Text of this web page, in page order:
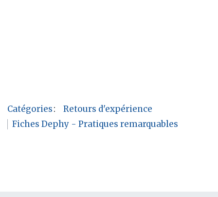
Catégories:
Retours d'expérience
Fiches Dephy - Pratiques remarquables